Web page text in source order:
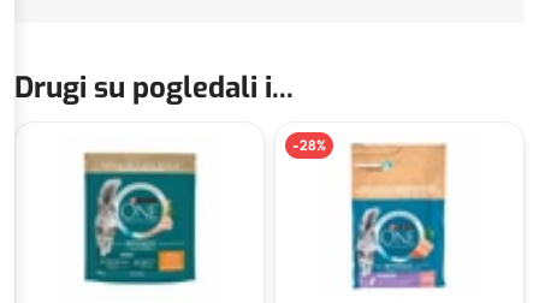
Drugi su pogledali i...
-28%